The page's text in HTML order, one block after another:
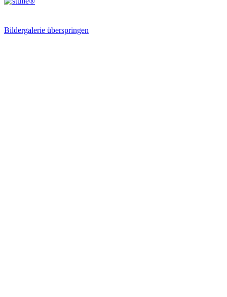
Bildergalerie überspringen